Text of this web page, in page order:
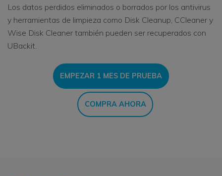
Los datos perdidos eliminados o borrados por los antivirus
y herramientas de limpieza como Disk Cleanup, CCleaner y
Wise Disk Cleaner también pueden ser recuperados con
UBackit.
EMPEZAR 1 MES DE PRUEBA
COMPRA AHORA